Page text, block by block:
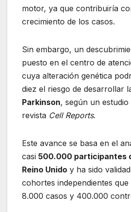
motor, ya que contribuiría
crecimiento de los casos.
Sin embargo, un
puesto en el centro de
cuya alteración genética
diez el riesgo de desarrollar
Parkinson, según un
revista Cell Reports.
Este avance se basa en el
casi 500.000 participantes
Reino Unido y ha sido
cohortes independientes
8.000 casos y 400.000